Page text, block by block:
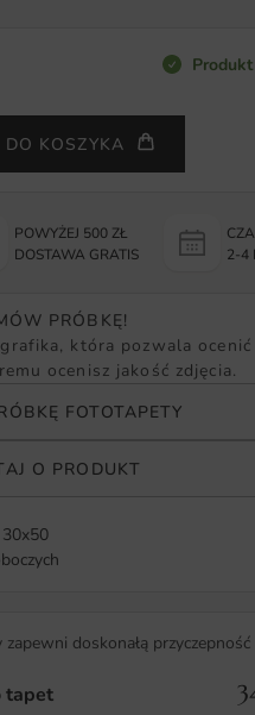
DO KOSZYKA
POWYŻEJ 500 ZŁ
DOSTAWA GRATIS
2-4
PRÓBKĘ!
która pozwala
ocenisz jakość zdjęcia.
FOTOTAPETY
O PRODUKT
doskonałą przyczepność
tapet